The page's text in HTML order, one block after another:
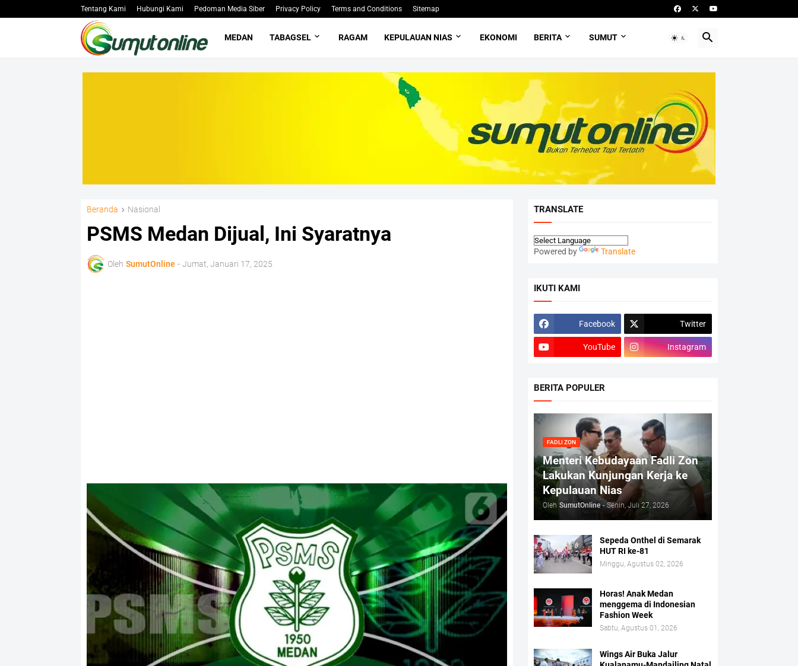
Tentang Kami Hubungi Kami Pedoman Media Siber Privacy Policy Terms and Conditions Sitemap
MEDAN TABAGSEL RAGAM KEPULAUAN NIAS EKONOMI BERITA SUMUT
Beranda Nasional
PSMS Medan Dijual, Ini Syaratnya
Oleh SumutOnline - Jumat, Januari 17, 2025
TRANSLATE
Powered by Translate
IKUTI KAMI
Facebook Twitter
YouTube Instagram
BERITA POPULER
FADLI ZON
Menteri Kebudayaan Fadli Zon
Lakukan Kunjungan Kerja ke
Kepulauan Nias
Oleh SumutOnline - Senin, Juli 27, 2026
Sepeda Onthel di Semarak
HUT RI ke-81
Minggu, Agustus 02, 2026
Horas! Anak Medan
menggema di Indonesian
Fashion Week
Sabtu, Agustus 01, 2026
Wings Air Buka Jalur